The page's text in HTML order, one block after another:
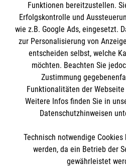
Impressum
Datenschutz
Kontakt
Barrierefreiheit
Die Malteser
Malteser in Deutschland
Malteserorden
Sharepoint
Spendenkonto
IBAN: DE65 3706 0120
BIC: GENODED1PA7
So finden Sie uns
Funktionen bereitzustellen.
Erfolgskontrolle und
wie z.B. Google Ads, eingesetzt.
zur Personalisierung von
entscheiden selbst, welche
möchten. Beachten Sie
Zustimmung
Funktionalitäten der
Weitere Infos finden Sie in
Datenschutzhinweisen
Technisch notwendige
werden, da ein Betrieb der
gewährleistet